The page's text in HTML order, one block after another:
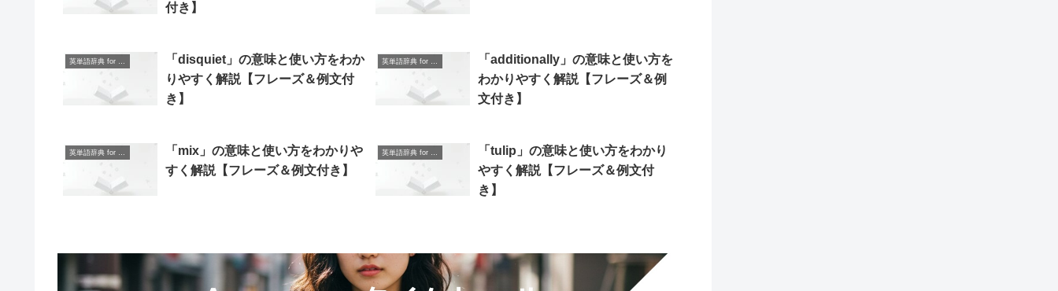
付き】
英単語辞典 for Beginners
「disquiet」の意味と使い方をわか
りやすく解説【フレーズ＆例文付
き】
英単語辞典 for Beginners
「additionally」の意味と使い方を
わかりやすく解説【フレーズ＆例
文付き】
英単語辞典 for Beginners
「mix」の意味と使い方をわかりや
すく解説【フレーズ＆例文付き】
英単語辞典 for Beginners
「tulip」の意味と使い方をわかり
やすく解説【フレーズ＆例文付
き】